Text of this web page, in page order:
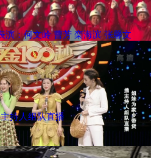
演：何文岭 曹芳 栾海滨 张馨文
持人组队直播